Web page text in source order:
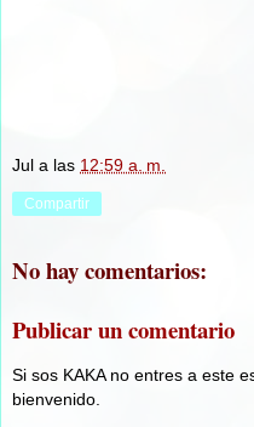
Jul a las 12:59 a. m.
Compartir
No hay comentarios:
Publicar un comentario
Si sos KAKA no entres a este
bienvenido.